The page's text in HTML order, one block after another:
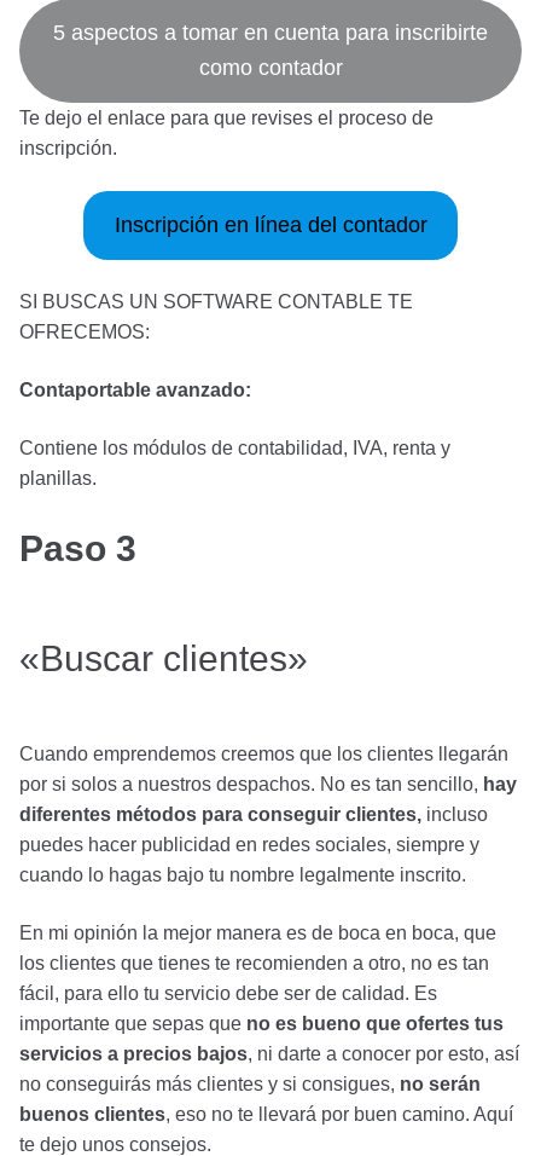
5 aspectos a tomar en cuenta para inscribirte
como contador
Te dejo el enlace para que revises el proceso de
inscripción.
Inscripción en línea del contador
SI BUSCAS UN SOFTWARE CONTABLE TE
OFRECEMOS:
Contaportable avanzado:
Contiene los módulos de contabilidad, IVA, renta y
planillas.
Paso 3
«Buscar clientes»
Cuando emprendemos creemos que los clientes llegarán
por si solos a nuestros despachos. No es tan sencillo, hay
diferentes métodos para conseguir clientes, incluso
puedes hacer publicidad en redes sociales, siempre y
cuando lo hagas bajo tu nombre legalmente inscrito.
En mi opinión la mejor manera es de boca en boca, que
los clientes que tienes te recomienden a otro, no es tan
fácil, para ello tu servicio debe ser de calidad. Es
importante que sepas que no es bueno que ofertes tus
servicios a precios bajos, ni darte a conocer por esto, así
no conseguirás más clientes y si consigues, no serán
buenos clientes, eso no te llevará por buen camino. Aquí
te dejo unos consejos.